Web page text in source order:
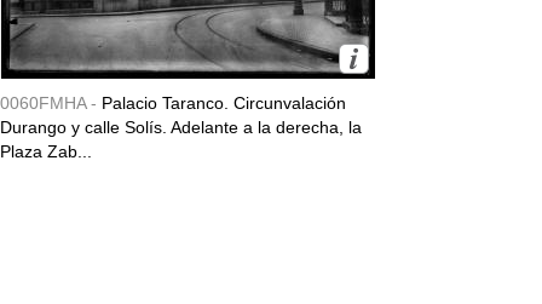
0060FMHA - Palacio Taranco. Circunvalación
Durango y calle Solís. Adelante a la derecha, la
Plaza Zab...